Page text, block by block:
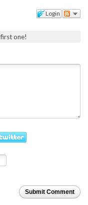
Login
one!
Submit Comment